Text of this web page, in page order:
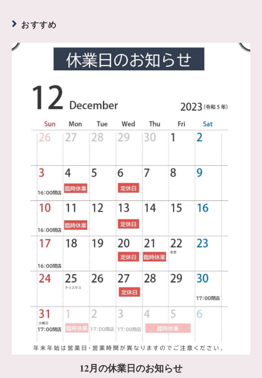
おすすめ
12月の休業日のお知らせ